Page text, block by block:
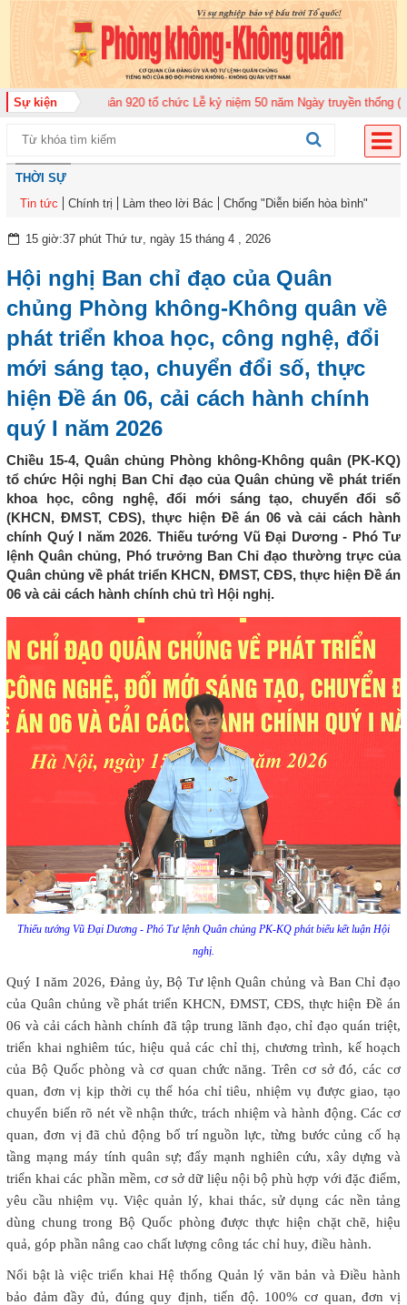
Sự kiện
Không quân 920 tổ chức Lễ kỷ niệm 50 năm Ngày truyền thống (12-11-
THỜI SỰ
Tin tức
Chính trị Làm theo lời Bác Chống "Diễn biến hòa bình"
15 giờ:37 phút Thứ tư, ngày 15 tháng 4 , 2026
Hội nghị Ban chỉ đạo của Quân
chủng Phòng không-Không quân về
phát triển khoa học, công nghệ, đổi
mới sáng tạo, chuyển đổi số, thực
hiện Đề án 06, cải cách hành chính
quý I năm 2026
Chiều 15-4, Quân chủng Phòng không-Không quân (PK-KQ)
tổ chức Hội nghị Ban Chỉ đạo của Quân chủng về phát triển
khoa học, công nghệ, đổi mới sáng tạo, chuyển đổi số
(KHCN, ĐMST, CĐS), thực hiện Đề án 06 và cải cách hành
chính Quý I năm 2026. Thiếu tướng Vũ Đại Dương - Phó Tư
lệnh Quân chủng, Phó trưởng Ban Chỉ đạo thường trực của
Quân chủng về phát triển KHCN, ĐMST, CĐS, thực hiện Đề án
06 và cải cách hành chính chủ trì Hội nghị.
Thiếu tướng Vũ Đại Dương - Phó Tư lệnh Quân chủng PK-KQ phát biểu kết luận Hội
nghị.
Quý I năm 2026, Đảng ủy, Bộ Tư lệnh Quân chủng và Ban Chỉ đạo
của Quân chủng về phát triển KHCN, ĐMST, CĐS, thực hiện Đề án
06 và cải cách hành chính đã tập trung lãnh đạo, chỉ đạo quán triệt,
triển khai nghiêm túc, hiệu quả các chỉ thị, chương trình, kế hoạch
của Bộ Quốc phòng và cơ quan chức năng. Trên cơ sở đó, các cơ
quan, đơn vị kịp thời cụ thể hóa chỉ tiêu, nhiệm vụ được giao, tạo
chuyển biến rõ nét về nhận thức, trách nhiệm và hành động. Các cơ
quan, đơn vị đã chủ động bố trí nguồn lực, từng bước củng cố hạ
tầng mạng máy tính quân sự; đẩy mạnh nghiên cứu, xây dựng và
triển khai các phần mềm, cơ sở dữ liệu nội bộ phù hợp với đặc điểm,
yêu cầu nhiệm vụ. Việc quản lý, khai thác, sử dụng các nền tảng
dùng chung trong Bộ Quốc phòng được thực hiện chặt chẽ, hiệu
quả, góp phần nâng cao chất lượng công tác chỉ huy, điều hành.
Nổi bật là việc triển khai Hệ thống Quản lý văn bản và Điều hành
bảo đảm đầy đủ, đúng quy định, tiến độ. 100% cơ quan, đơn vị